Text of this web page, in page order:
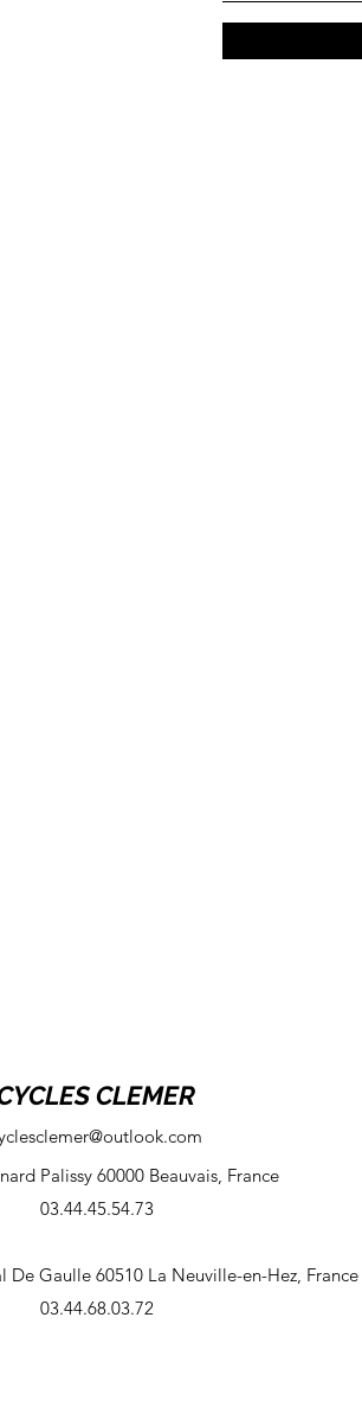
CLEMER
Palissy 60000 Beauvais, France
03.44.45.54.73
De Gaulle 60510 La Neuville-en-Hez, France
03.44.68.03.72